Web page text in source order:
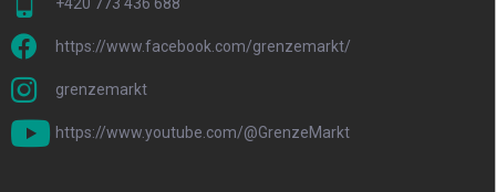
https://www.facebook.com/grenzemarkt/
grenzemarkt
https://www.youtube.com/@GrenzeMarkt